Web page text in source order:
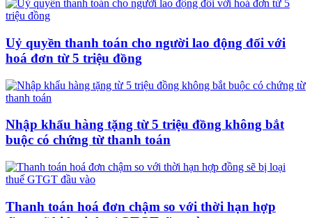
Uỷ quyền thanh toán cho người lao động đối với
hoá đơn từ 5 triệu đồng
Nhập khẩu hàng tặng từ 5 triệu đồng không bắt
buộc có chứng từ thanh toán
Thanh toán hoá đơn chậm so với thời hạn hợp